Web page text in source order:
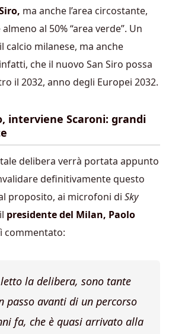
ma anche l’area circostante,
al 50% “area verde”. Un
calcio milanese, ma anche
che il nuovo San Siro possa
il 2032, anno degli Europei 2032.
interviene Scaroni: grandi
delibera verrà portata appunto
definitivamente questo
proposito, ai microfoni di Sky
presidente del Milan, Paolo
commentato:
la delibera, sono tante
passo avanti di un percorso
fa, che è quasi arrivato alla